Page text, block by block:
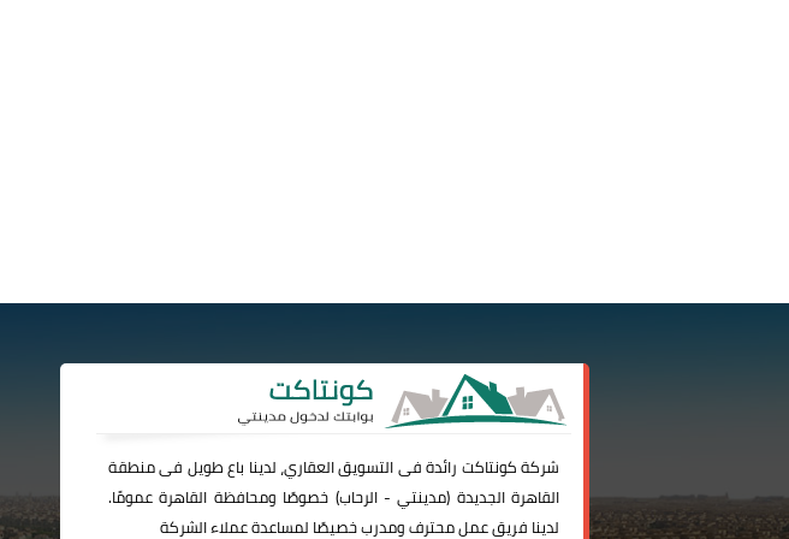
شركةكونتاكت رائدة فى التسويق العقاري، لدينا باع طويل فى منطقة
القاهرة الجديدة (مدينتي-الرحاب) خصوصًا ومحافظة القاهرة عمومًا.
لدينا فريق عمل محترف ومدرب خصيصًا لمساعدة عملاء الشركة